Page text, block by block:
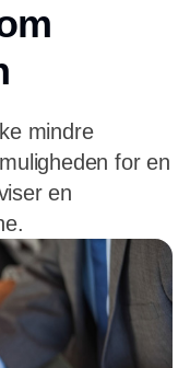
mindre
for en
en